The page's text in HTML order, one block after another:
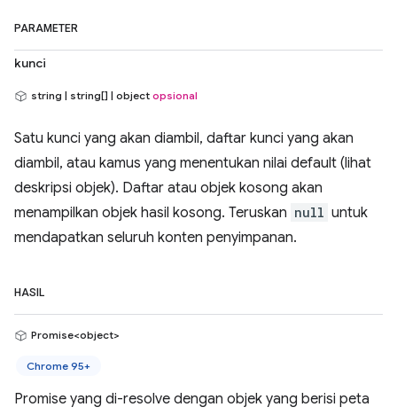
PARAMETER
kunci
string | string[] | object opsional
Satu kunci yang akan diambil, daftar kunci yang akan
diambil, atau kamus yang menentukan nilai default (lihat
deskripsi objek). Daftar atau objek kosong akan
menampilkan objek hasil kosong. Teruskan null untuk
mendapatkan seluruh konten penyimpanan.
HASIL
Promise<object>
Chrome 95+
Promise yang di-resolve dengan objek yang berisi peta